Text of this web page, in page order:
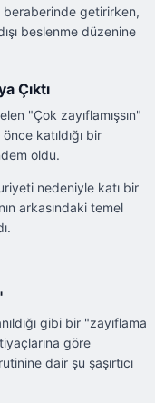
beraberinde getirirken,
beslenme düzenine
Çıktı
"Çok zayıflamışsın"
katıldığı bir
oldu.
nedeniyle katı bir
arkasındaki temel
gibi bir "zayıflama
göre
dair şu şaşırtıcı